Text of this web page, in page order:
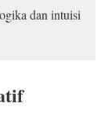
dan intuisi